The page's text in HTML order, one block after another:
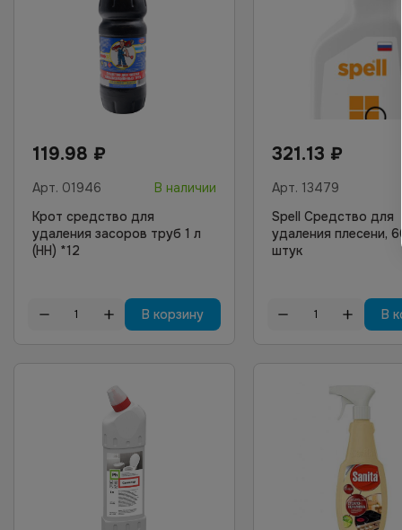
119.98 ₽
Арт. 01946
В наличии
Крот средство для
удаления засоров труб 1 л
(НН) *12
В корзину
321.13 ₽
Арт. 13479
Spell Средство для
удаления плесени,
штук
В